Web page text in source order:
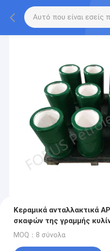
Κεραμικά ανταλλακτικά
σκαφών της γραμμής
MOQ：8 σύνολα